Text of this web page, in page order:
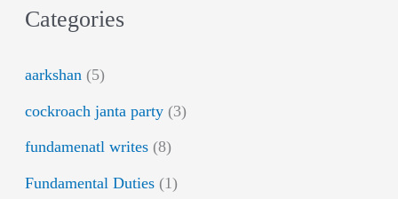
Categories
aarkshan (5)
cockroach janta party (3)
fundamenatl writes (8)
Fundamental Duties (1)